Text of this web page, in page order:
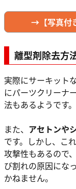
→【写真付
離型剤除去方
実際にサーキット
にパーツクリーナ
法もあるようです。
また、 アセトンや
です。しかし、こ
攻撃性もあるので
び割れの原因にな
かねません。